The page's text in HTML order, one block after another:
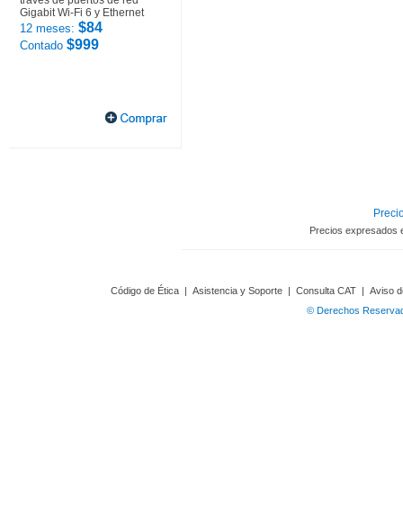
Gigabit Wi-Fi 6 y Ethernet
12 meses: $84
Contado $999
Precios expresados
Código de Ética | Asistencia y Soporte | Consulta CAT | Aviso
© Derechos